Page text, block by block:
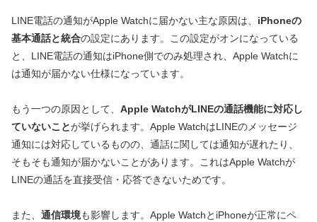
LINE電話の通知がApple Watchに届かない主な原因は、 iPhoneの
基本通話と統合の設定にあります。この設定がオンになっている
と、LINE電話の通知はiPhone側でのみ処理され、Apple Watchに
は通知が届かない仕様になっています。
もう一つの原因として、 Apple WatchがLINEの通話機能に対応し
ていないことが挙げられます。Apple WatchはLINEのメッセージ
通知には対応しているものの、通話に関しては通知が遅れたり、
そもそも通知が届かないことがあります。これはApple Watchが
LINEの通話を直接受信・応答できないためです。
また、 通信環境も影響します。Apple WatchとiPhoneが正常にペ